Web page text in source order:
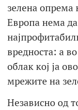
зелена опрема
Европа нема
вредноста: а
облак кој ја
мрежите на
Независно од